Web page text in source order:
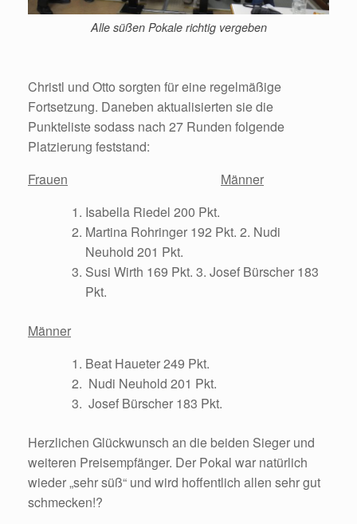
Alle süßen Pokale richtig vergeben
Christl und Otto sorgten für eine regelmäßige
Fortsetzung. Daneben aktualisierten sie die
Punkteliste sodass nach 27 Runden folgende
Platzierung feststand:
Frauen
Männer
Isabella Riedel 200 Pkt.
Martina Rohringer 192 Pkt. 2. Nudi
Neuhold 201 Pkt.
Susi Wirth 169 Pkt. 3. Josef Bürscher 183
Pkt.
Männer
Beat Haueter 249 Pkt.
Nudi Neuhold 201 Pkt.
Josef Bürscher 183 Pkt.
Herzlichen Glückwunsch an die beiden Sieger und
weiteren Preisempfänger. Der Pokal war natürlich
wieder „sehr süß“ und wird hoffentlich allen sehr gut
schmecken!?